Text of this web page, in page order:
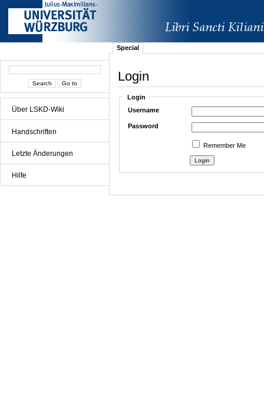
Über LSKD-Wiki
Handschriften
Letzte Änderungen
Hilfe
Special
Login
Login
Username
Password
Remember Me